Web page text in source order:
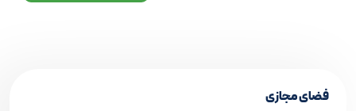
فضای مجازی